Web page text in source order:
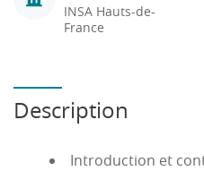
INSA Hauts-de-
France
Description
Introduction et